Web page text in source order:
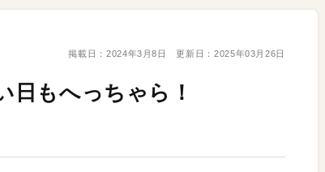
掲載日： 2024年3月8日 更新日： 2025年03月26日
日もへっちゃら！